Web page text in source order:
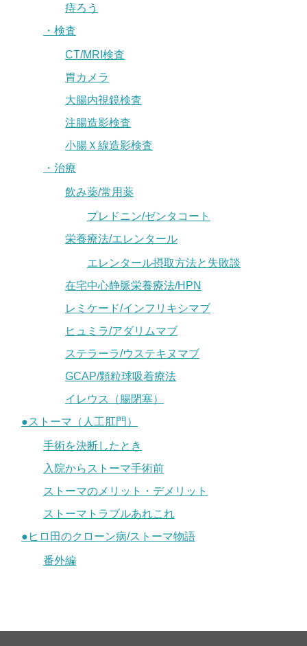
痔ろう
・検査
CT/MRI検査
胃カメラ
大腸内視鏡検査
注腸造影検査
小腸Ｘ線造影検査
・治療
飲み薬/常用薬
プレドニン/ゼンタコート
栄養療法/エレンタール
エレンタール摂取方法と失敗談
在宅中心静脈栄養療法/HPN
レミケード/インフリキシマブ
ヒュミラ/アダリムマブ
ステラーラ/ウステキヌマブ
GCAP/顆粒球吸着療法
イレウス（腸閉塞）
●ストーマ（人工肛門）
手術を決断したとき
入院からストーマ手術前
ストーマのメリット・デメリット
ストーマトラブルあれこれ
●ヒロ田のクローン病/ストーマ物語
番外編